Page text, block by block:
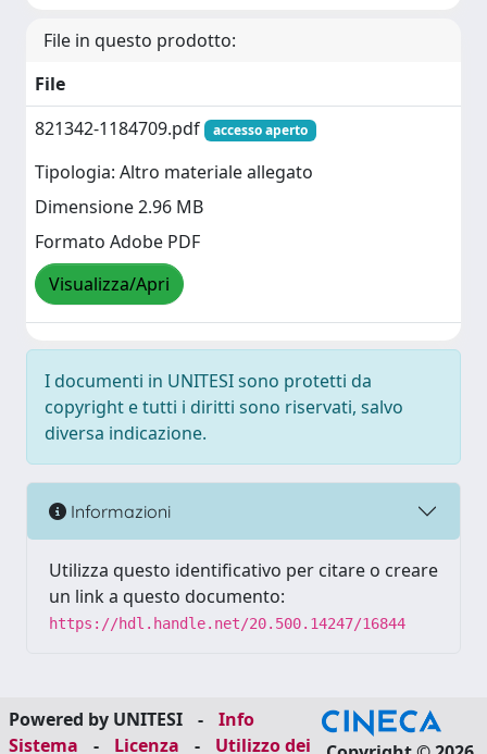
File in questo prodotto:
File
821342-1184709.pdf
accesso aperto
Tipologia: Altro materiale allegato
Dimensione 2.96 MB
Formato Adobe PDF
Visualizza/Apri
I documenti in UNITESI sono protetti da
copyright e tutti i diritti sono riservati, salvo
diversa indicazione.
Informazioni
Utilizza questo identificativo per citare o creare
un link a questo documento:
https://hdl.handle.net/20.500.14247/16844
Powered by UNITESI -
Info
Sistema
- Licenza - Utilizzo dei